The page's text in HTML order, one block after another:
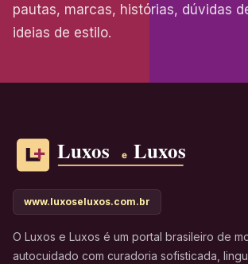
pautas, marcas, histórias, dúvidas
ideias de estilo.
www.luxoseluxos.com.br
O Luxos e Luxos é um portal brasileiro de
autocuidado com curadoria sofisticada,